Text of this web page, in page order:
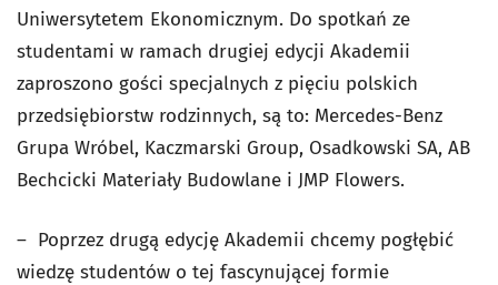
Uniwersytetem Ekonomicznym. Do spotkań ze
studentami w ramach drugiej edycji Akademii
zaproszono gości specjalnych z pięciu polskich
przedsiębiorstw rodzinnych, są to: Mercedes-Benz
Grupa Wróbel, Kaczmarski Group, Osadkowski SA, AB
Bechcicki Materiały Budowlane i JMP Flowers.
– Poprzez drugą edycję Akademii chcemy pogłębić
wiedzę studentów o tej fascynującej formie